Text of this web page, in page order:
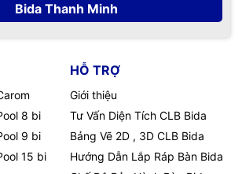
Bida Thanh Minh
8 bi
9 bi
15 bi
HỖ TRỢ
Giới thiệu
Tư Vấn Diện Tích CLB Bida
Bảng Vẽ 2D , 3D CLB Bida
Hướng Dẫn Lắp Ráp Bàn Bida